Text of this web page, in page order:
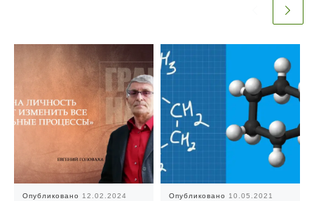
Опубликовано 12.02.2024 Опубликовано 10.05.2021